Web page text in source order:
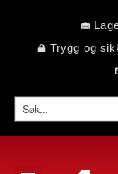
Trygg og